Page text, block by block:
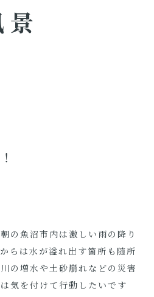
の魚沼市内は激しい雨の降り
らは水が溢れ出す箇所も随所
の増水や土砂崩れなどの災害
気を付けて行動したいです